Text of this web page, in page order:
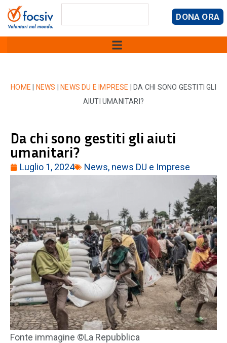
DONA ORA
HOME NEWS NEWS DU E IMPRESE
DA CHI SONO GESTITI GLI
AIUTI UMANITARI?
Da chi sono gestiti gli aiuti
umanitari?
Luglio 1, 2024 News, news DU e Imprese
Fonte immagine ©La Repubblica